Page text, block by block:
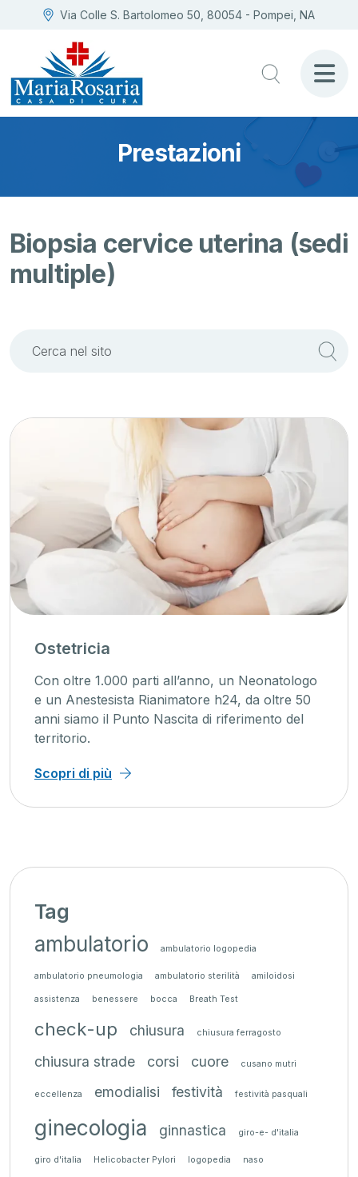
Via Colle S. Bartolomeo 50, 80054 - Pompei, NA
Prestazioni
Biopsia cervice uterina (sedi
multiple)
Ostetricia
Con oltre 1.000 parti all’anno, un Neonatologo
e un Anestesista Rianimatore h24, da oltre 50
anni siamo il Punto Nascita di riferimento del
territorio.
Scopri di più
Tag
ambulatorio ambulatorio logopedia
ambulatorio pneumologia ambulatorio sterilità amiloidosi
assistenza benessere bocca Breath Test
check-up chiusura chiusura ferragosto
chiusura strade corsi cuore cusano mutri
eccellenza emodialisi festività festività pasquali
ginecologia ginnastica giro-e- d'italia
giro d'italia Helicobacter Pylori logopedia naso